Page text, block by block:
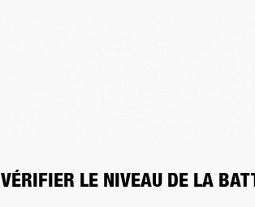
VÉRIFIER LE NIVEAU DE LA